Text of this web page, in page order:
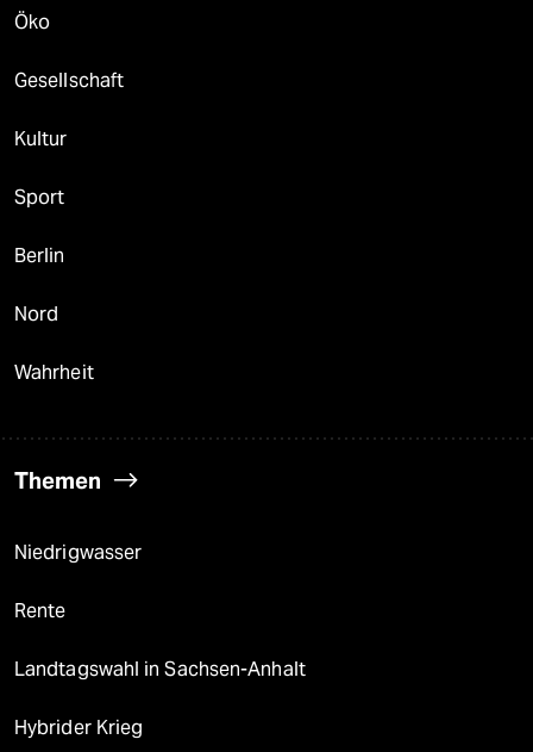
Öko
Gesellschaft
Kultur
Sport
Berlin
Nord
Wahrheit
Themen
Niedrigwasser
Rente
Landtagswahl in Sachsen-Anhalt
Hybrider Krieg